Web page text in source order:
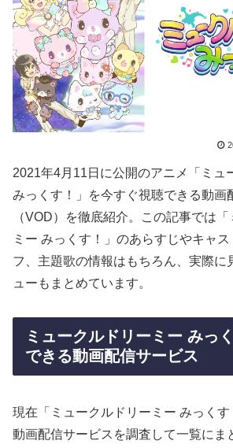
2021年4月11日に公開のアニメ「ミュ
みっくす！」を今すぐ視聴できる動画
（VOD）を徹底紹介。この記事では
ミー みっくす！」のあらすじやキャ
フ、主題歌の情報はもちろん、実際に
ューもまとめています。
ミュークルドリーミー みっ
できる動画配信サービス
現在「ミュークルドリーミー みっく
動画配信サービスを調査して一覧にま